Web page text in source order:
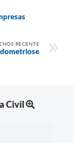
RECENTE
Civil